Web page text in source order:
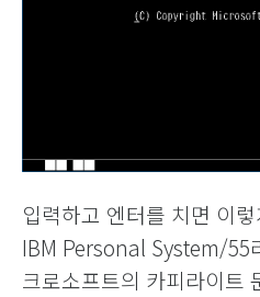
입력하고 엔터를 치면 이
IBM Personal System/55
크로소프트의 카피라이트